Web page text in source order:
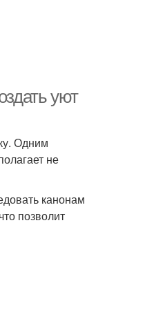
уют
Одним
не
канонам
позволит